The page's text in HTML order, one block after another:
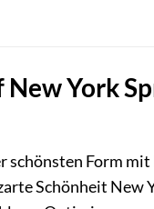
New York
schönsten Form
Schönheit New